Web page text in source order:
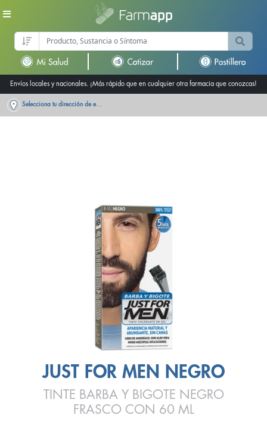
Envíos locales y nacionales. ¡Más rápido que en cualquier otra farmacia que conozcas!
Selecciona tu dirección de entrega
JUST FOR MEN NEGRO
TINTE BARBA Y BIGOTE NEGRO
FRASCO CON 60 ML